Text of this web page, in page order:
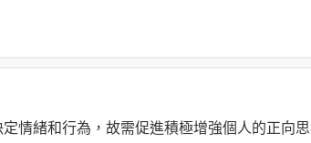
情緒和行為，故需促進積極增強個人的正向